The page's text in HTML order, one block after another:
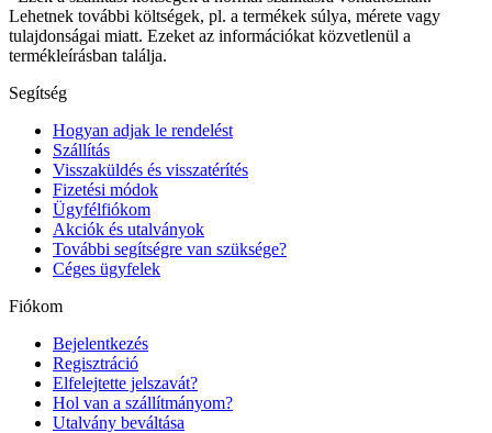
Lehetnek további költségek, pl. a termékek súlya, mérete vagy
tulajdonságai miatt. Ezeket az információkat közvetlenül a
termékleírásban találja.
Segítség
Hogyan adjak le rendelést
Szállítás
Visszaküldés és visszatérítés
Fizetési módok
Ügyfélfiókom
Akciók és utalványok
További segítségre van szüksége?
Céges ügyfelek
Fiókom
Bejelentkezés
Regisztráció
Elfelejtette jelszavát?
Hol van a szállítmányom?
Utalvány beváltása